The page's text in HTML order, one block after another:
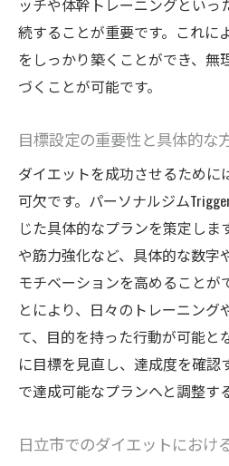
日立市の地域特性を
Triggerジムでの心地
個別サポートで健康的な
パーソナライズされた
メンタルサポートが
果
トレーナーと共に目
日常生活に取り入れ
ス
継続的なフォローア
Triggerならではのダ
ダイエット成功に導く日
割と重要性
専門トレーナーが提供
ッチや体幹トレーニングとい
続することが重要です。これに
をしっかり築くことができ、無
づくことが可能です。
目標設定の重要性と具体的な
ダイエットを成功させるために
可欠です。パーソナルジム
じた具体的なプランを策定しま
や筋力強化など、具体的な数字
モチベーションを高めることが
とにより、日々のトレーニング
て、目的を持った行動が可能と
に目標を見直し、達成度を確認
で達成可能なプランへと調整す
日立市でのダイエットにおけ